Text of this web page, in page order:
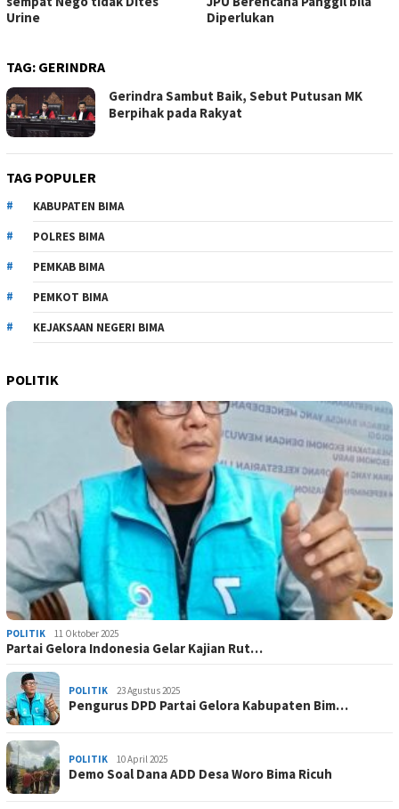
Urine
Diperlukan
TAG: GERINDRA
Gerindra Sambut Baik, Sebut Putusan MK
Berpihak pada Rakyat
TAG POPULER
KABUPATEN BIMA
POLRES BIMA
PEMKAB BIMA
PEMKOT BIMA
KEJAKSAAN NEGERI BIMA
POLITIK
POLITIK 11 Oktober 2025
Partai Gelora Indonesia Gelar Kajian Rut…
POLITIK 23 Agustus 2025
Pengurus DPD Partai Gelora Kabupaten Bim…
POLITIK 10 April 2025
Demo Soal Dana ADD Desa Woro Bima Ricuh